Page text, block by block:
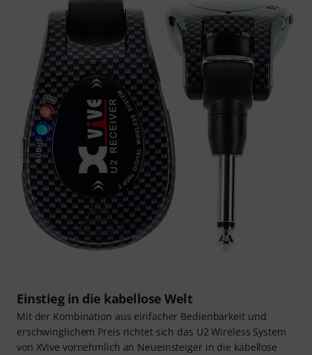
Einstieg in die kabellose Welt
Mit der Kombination aus einfacher Bedienbarkeit und
erschwinglichem Preis richtet sich das U2 Wireless System
von XVive vornehmlich an Neueinsteiger in die kabellose